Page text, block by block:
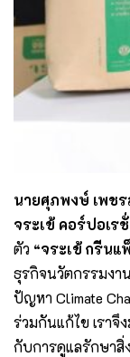
นายศุภพงษ์ เพช
จระเข้ คอร์ปอเร
ตัว “จระเข้ กรีนแ
ธุรกิจนวัตกรรมงา
ปัญหา Climate
ร่วมกันแก้ไข เราจึ
กับการดูแลรักษาสิ่